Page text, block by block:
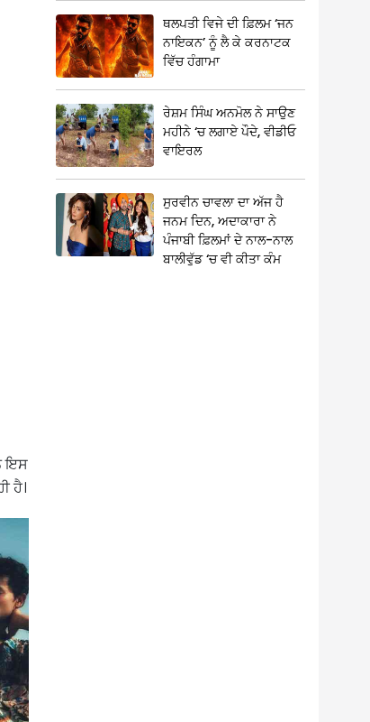
ਇਸ
ਹੈ।
ਥਲਪਤੀ ਵਿਜੇ ਦੀ ਫ਼ਿਲਮ ‘ਜਨ
ਨਾਇਕਨ’ ਨੂੰ ਲੈ ਕੇ ਕਰਨਾਟਕ
ਵਿੱਚ ਹੰਗਾਮਾ
ਰੇਸ਼ਮ ਸਿੰਘ ਅਨਮੋਲ ਨੇ ਸਾਉਣ
ਮਹੀਨੇ ‘ਚ ਲਗਾਏ ਪੌਦੇ, ਵੀਡੀਓ
ਵਾਇਰਲ
ਸੁਰਵੀਨ ਚਾਵਲਾ ਦਾ ਅੱਜ ਹੈ
ਜਨਮ ਦਿਨ, ਅਦਾਕਾਰਾ ਨੇ
ਪੰਜਾਬੀ ਫ਼ਿਲਮਾਂ ਦੇ ਨਾਲ-ਨਾਲ
ਬਾਲੀਵੁੱਡ ‘ਚ ਵੀ ਕੀਤਾ ਕੰਮ